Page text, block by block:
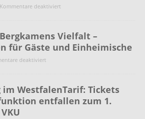
Kommentare deaktiviert
Vielfalt –
für Gäste und Einheimische
deaktiviert
WestfalenTarif: Tickets
entfallen zum 1.